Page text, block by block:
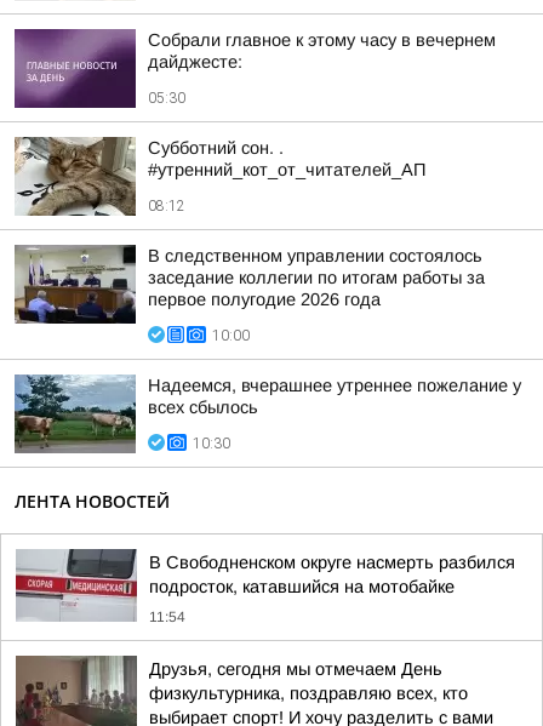
Собрали главное к этому часу в вечернем
дайджесте:
05:30
Субботний сон. .
#утренний_кот_от_читателей_АП
08:12
В следственном управлении состоялось
заседание коллегии по итогам работы за
первое полугодие 2026 года
10:00
Надеемся, вчерашнее утреннее пожелание у
всех сбылось
10:30
ЛЕНТА НОВОСТЕЙ
В Свободненском округе насмерть разбился
подросток, катавшийся на мотобайке
11:54
Друзья, сегодня мы отмечаем День
физкультурника, поздравляю всех, кто
выбирает спорт! И хочу разделить с вами